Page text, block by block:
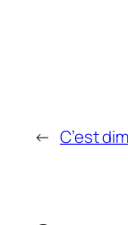
← C’est